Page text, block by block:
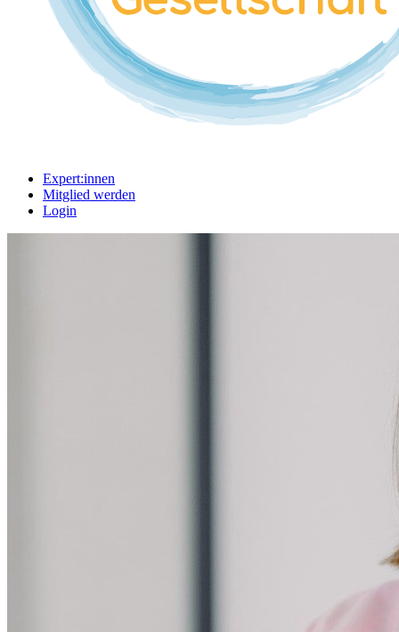
Expert:innen
Mitglied werden
Login